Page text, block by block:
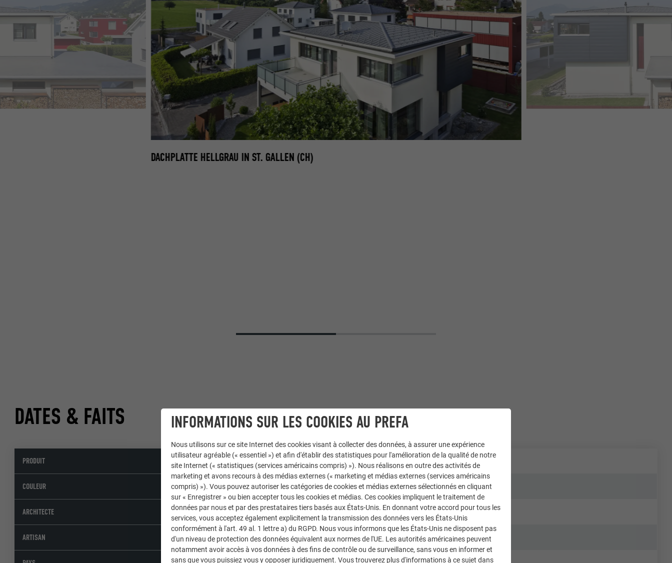
DACHPLATTE HELLGRAU IN ST. GALLEN (CH)
DATES & FAITS
PRODUIT Tuile, Siding
COULEUR 07 P.10 gris souris
ARCHITECTE
ARTISAN Dietrich
INFORMATIONS SUR LES COOKIES AU PREFA
Nous utilisons sur ce site Internet des cookies visant à collecter des données, à assurer une expérience
utilisateur agréable (« essentiel ») et afin d'établir des statistiques pour l'amélioration de la qualité de notre
site Internet (« statistiques (services américains compris) »). Nous réalisons en outre des activités de
marketing et avons recours à des médias externes (« marketing et médias externes (services américains
compris) »). Vous pouvez autoriser les catégories de cookies et médias externes sélectionnés en cliquant
sur « Enregistrer » ou bien accepter tous les cookies et médias. Ces cookies impliquent le traitement de
données par nous et par des prestataires tiers basés aux États-Unis. En donnant votre accord pour tous les
services, vous acceptez également explicitement la transmission des données vers les États-Unis
conformément à l'art. 49 al. 1 lettre a) du RGPD. Nous vous informons que les États-Unis ne disposent pas
d'un niveau de protection des données équivalent aux normes de l'UE. Les autorités américaines peuvent
notamment avoir accès à vos données à des fins de contrôle ou de surveillance, sans vous en informer et
sans que vous puissiez vous y opposer juridiquement. Vous trouverez plus d'informations à ce sujet dans